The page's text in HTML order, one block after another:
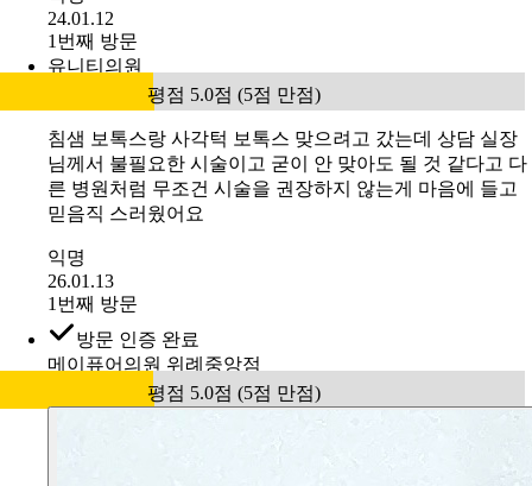
원방문을하였는데이병원은이벤트로또다른시술이있어서
침샘보톡스도함께받았습니다 근데의사쌤기술이좋은지시
술받고난뒤이틀이지났는데멍이하나도들지않았어요붓기
는쌤이있다하였는데세시간정도지나니깐싹사라졌어요앞
으로이주후에갸름한턱라인을기대할께요
익명
23.07.29
1번째 방문
온리프성형외과
# 명불허전 울쎄라 리프팅
울쎄라, 인모드fx, 침샘보톡스 받았는데 일단 병원 시설 고
급지고 좋았고 직원분들 다 왕친절하시고 의사선생님듀 꼼
꼼하게 잘해주시고 좋았어요! 인모드랑 보톡스는 다른곳